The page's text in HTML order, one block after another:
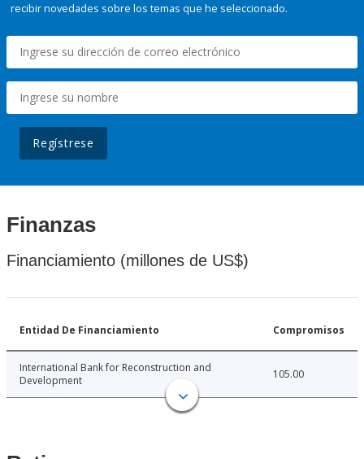
recibir novedades sobre los temas que he seleccionado.
Regístrese
Finanzas
Financiamiento (millones de US$)
Entidad De Financiamiento Compromisos
International Bank for Reconstruction and
Development
105.00